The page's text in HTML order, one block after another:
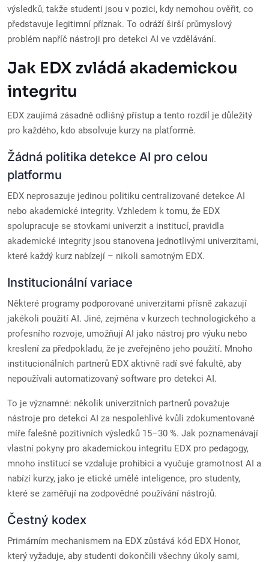
výsledků, takže studenti jsou v pozici, kdy nemohou ověřit, co
představuje legitimní příznak. To odráží širší průmyslový
problém napříč nástroji pro detekci AI ve vzdělávání.
Jak EDX zvládá akademickou
integritu
EDX zaujímá zásadně odlišný přístup a tento rozdíl je důležitý
pro každého, kdo absolvuje kurzy na platformě.
Žádná politika detekce AI pro celou
platformu
EDX neprosazuje jedinou politiku centralizované detekce AI
nebo akademické integrity. Vzhledem k tomu, že EDX
spolupracuje se stovkami univerzit a institucí, pravidla
akademické integrity jsou stanovena jednotlivými univerzitami,
které každý kurz nabízejí – nikoli samotným EDX.
Institucionální variace
Některé programy podporované univerzitami přísně zakazují
jakékoli použití AI. Jiné, zejména v kurzech technologického a
profesního rozvoje, umožňují AI jako nástroj pro výuku nebo
kreslení za předpokladu, že je zveřejněno jeho použití. Mnoho
institucionálních partnerů EDX aktivně radí své fakultě, aby
nepoužívali automatizovaný software pro detekci AI.
To je významné: několik univerzitních partnerů považuje
nástroje pro detekci AI za nespolehlivé kvůli zdokumentované
míře falešně pozitivních výsledků 15–30 %. Jak poznamenávají
vlastní pokyny pro akademickou integritu EDX pro pedagogy,
mnoho institucí se vzdaluje prohibici a vyučuje gramotnost AI a
nabízí kurzy, jako je etické umělé inteligence, pro studenty,
které se zaměřují na zodpovědné používání nástrojů.
Čestný kodex
Primárním mechanismem na EDX zůstává kód EDX Honor,
který vyžaduje, aby studenti dokončili všechny úkoly sami,